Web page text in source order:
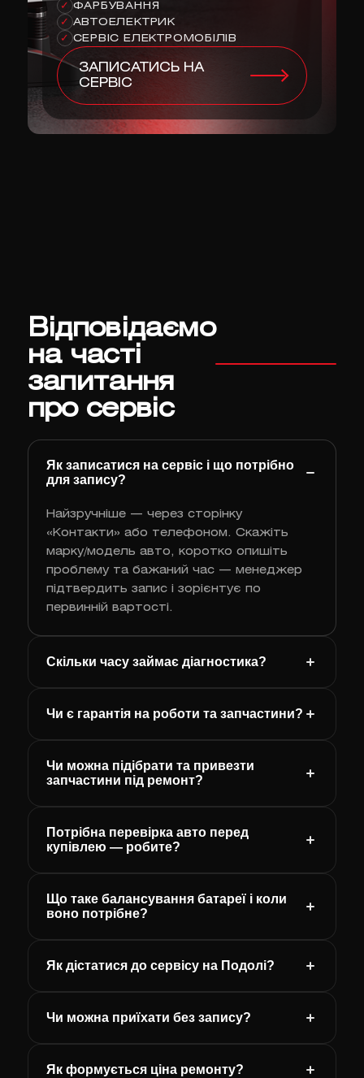
✓ ФАРБУВАННЯ
✓ АВТОЕЛЕКТРИК
✓ СЕРВІС ЕЛЕКТРОМОБІЛІВ
ЗАПИСАТИСЬ НА
СЕРВІС
Відповідаємо
на часті
запитання
про сервіс
Як записатися на сервіс і що потрібно
для запису?
Найзручніше — через сторінку
«Контакти» або телефоном. Скажіть
марку/модель авто, коротко опишіть
проблему та бажаний час — менеджер
підтвердить запис і зорієнтує по
первинній вартості.
Скільки часу займає діагностика?
Чи є гарантія на роботи та запчастини?
Чи можна підібрати та привезти
запчастини під ремонт?
Потрібна перевірка авто перед
купівлею — робите?
Що таке балансування батареї і коли
воно потрібне?
Як дістатися до сервісу на Подолі?
Чи можна приїхати без запису?
Як формується ціна ремонту?